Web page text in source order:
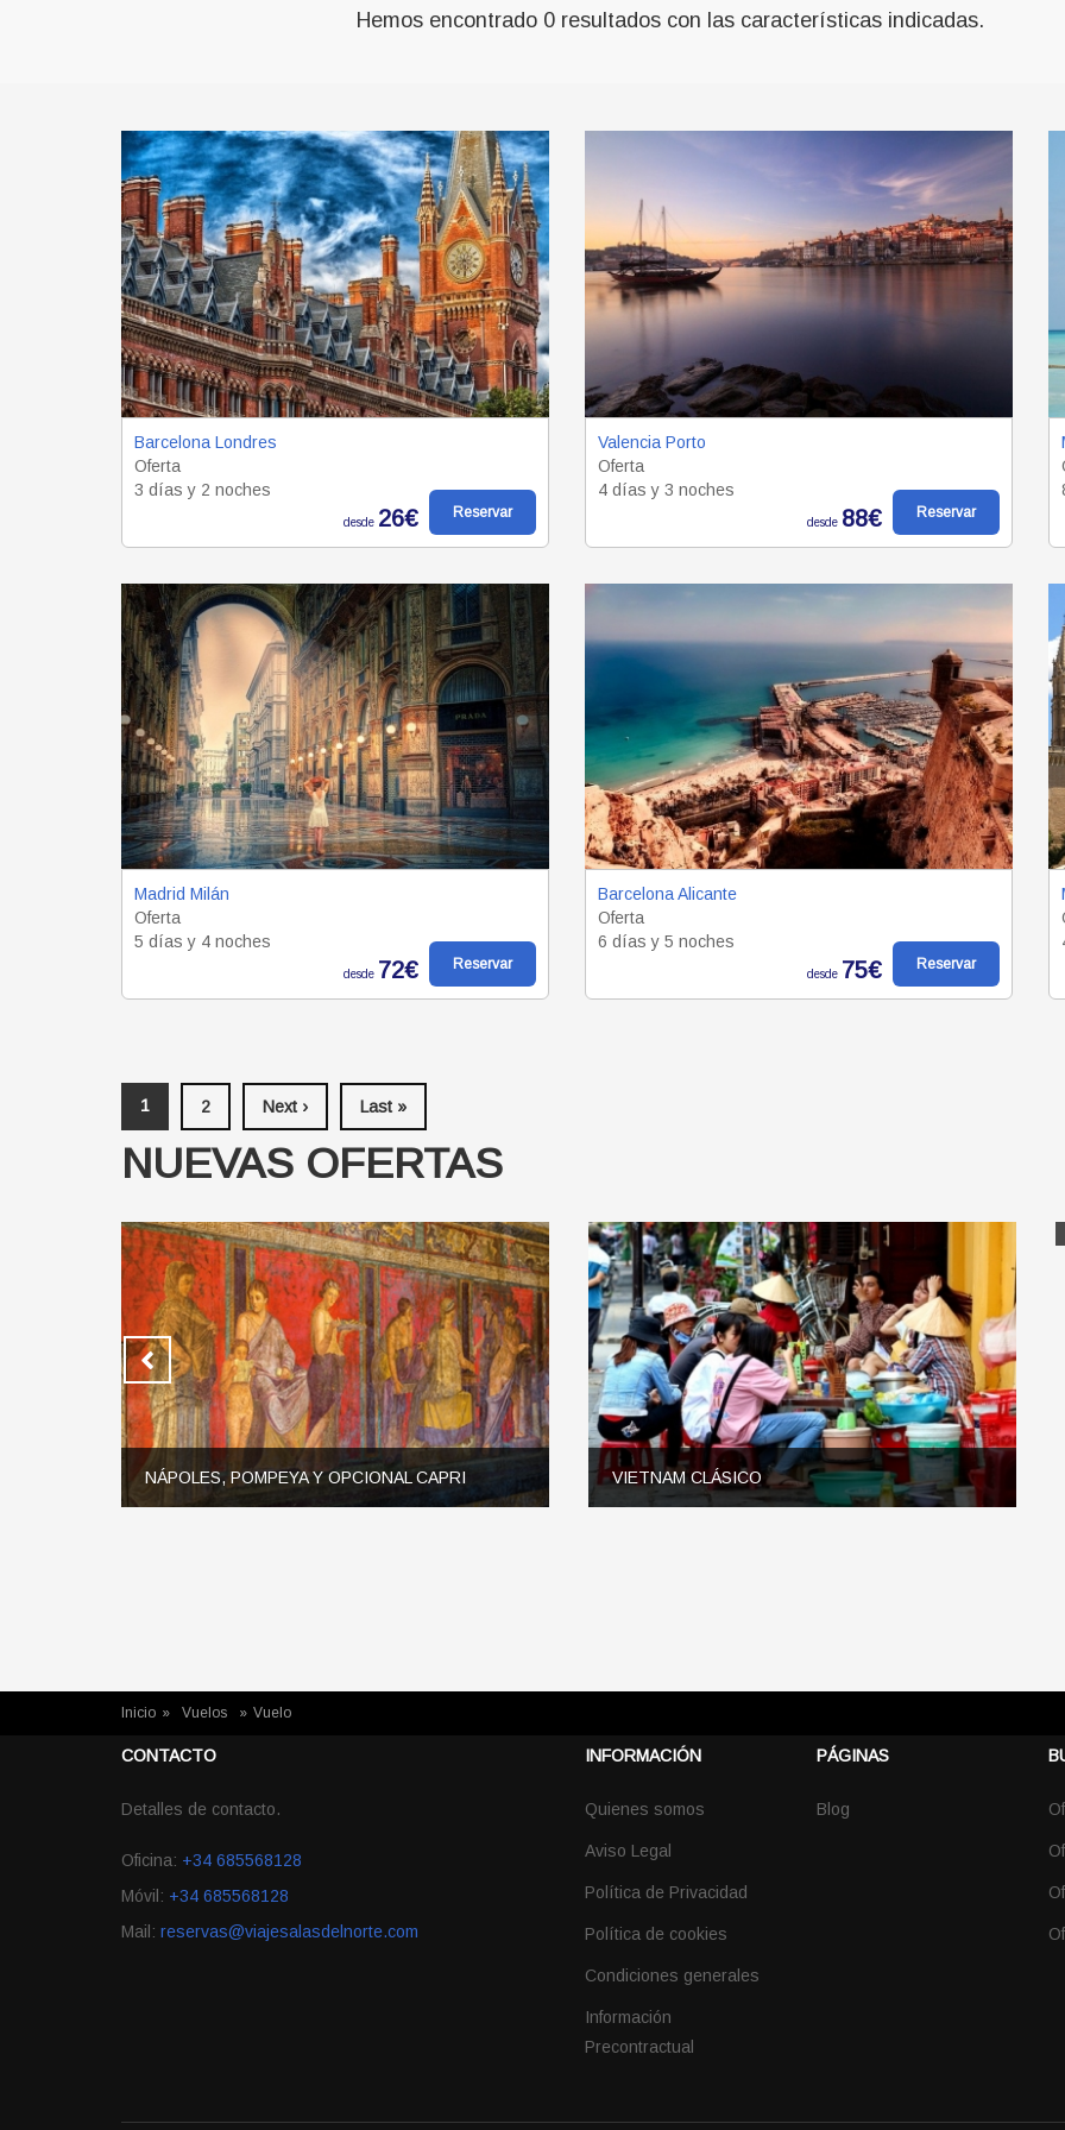
Hemos encontrado 0 resultados con las características indicadas.
Barcelona Londres
Oferta
3 días y 2 noches
desde 26€ Reservar
Valencia Porto
Oferta
4 días y 3 noches
desde 88€ Reservar
Madrid Milán
Oferta
5 días y 4 noches
desde 72€ Reservar
Barcelona Alicante
Oferta
6 días y 5 noches
desde 75€ Reservar
1 2 Next › Last »
NUEVAS OFERTAS
NÁPOLES, POMPEYA Y OPCIONAL CAPRI
4 noches en Nápoles 1
VIETNAM CLÁSICO
Salidas Del 02 de Enero al 19 de Marzo Salida todos los
USTED ESTÁ AQUÍ
Inicio » Vuelos » Vuelo
CONTACTO
Detalles de contacto.
Oficina: +34 685568128
Móvil: +34 685568128
Mail: reservas@viajesalasdelnorte.com
INFORMACIÓN
Quienes somos
Aviso Legal
Política de Privacidad
Política de cookies
Condiciones generales
Información
Precontractual
PÁGINAS
Blog